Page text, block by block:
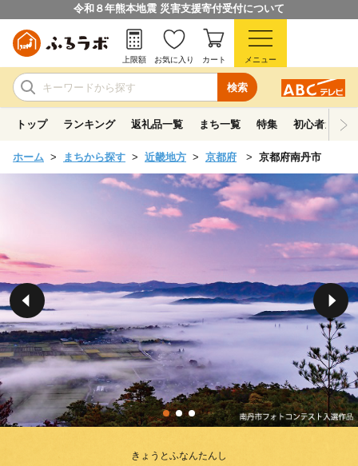
令和８年熊本地震 災害支援寄付受付について
検索
上限額 お気に入り カート メニュー
トップ ランキング 返礼品一覧 まち一覧 特集 初心者ガイド
ホーム まちから探す 近畿地方 京都府 京都府南丹市
きょうとふなんたんし